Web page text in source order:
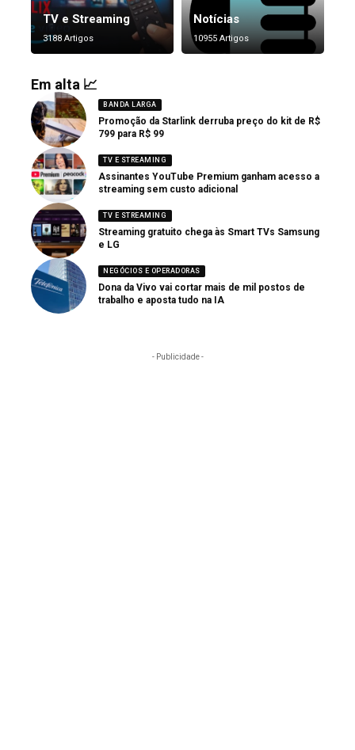
TV e Streaming
3188 Artigos
Notícias
10955 Artigos
Em alta 📈
BANDA LARGA
Promoção da Starlink derruba preço do kit de R$
799 para R$ 99
TV E STREAMING
Assinantes YouTube Premium ganham acesso a
streaming sem custo adicional
TV E STREAMING
Streaming gratuito chega às Smart TVs Samsung
e LG
NEGÓCIOS E OPERADORAS
Dona da Vivo vai cortar mais de mil postos de
trabalho e aposta tudo na IA
- Publicidade -